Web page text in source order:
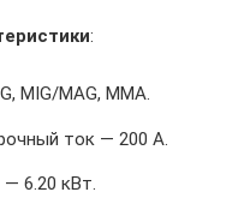
:
MIG/MAG, MMA.
ток — 200 А.
6.20 кВт.